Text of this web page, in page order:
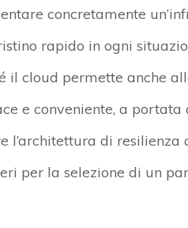
concretamente
rapido in ogni
il cloud permette anche
e conveniente, a
l’architettura di resilienza
per la selezione di un